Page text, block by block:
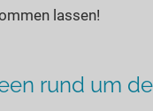
lassen!
rund um